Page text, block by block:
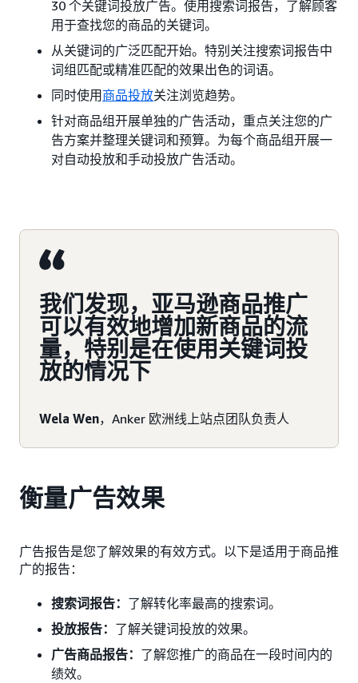
30 个关键词投放广告。使用搜索词报告，了解顾客
用于查找您的商品的关键词。
从关键词的广泛匹配开始。特别关注搜索词报告中
词组匹配或精准匹配的效果出色的词语。
同时使用商品投放关注浏览趋势。
针对商品组开展单独的广告活动，重点关注您的广
告方案并整理关键词和预算。为每个商品组开展一
对自动投放和手动投放广告活动。
我们发现，亚马逊商品推广
可以有效地增加新商品的流
量，特别是在使用关键词投
放的情况下
Wela Wen，Anker 欧洲线上站点团队负责人
衡量广告效果
广告报告是您了解效果的有效方式。以下是适用于商品推
广的报告：
搜索词报告： 了解转化率最高的搜索词。
投放报告： 了解关键词投放的效果。
广告商品报告： 了解您推广的商品在一段时间内的
绩效。